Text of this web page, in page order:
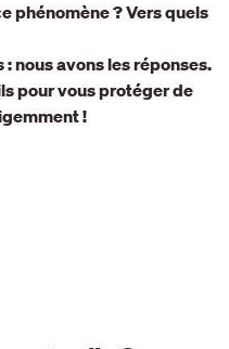
phénomène ? Vers quels
nous avons les réponses.
pour vous protéger de
!